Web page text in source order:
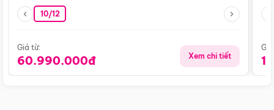
10/12
Giá từ:
60.990.000đ Xem chi tiết